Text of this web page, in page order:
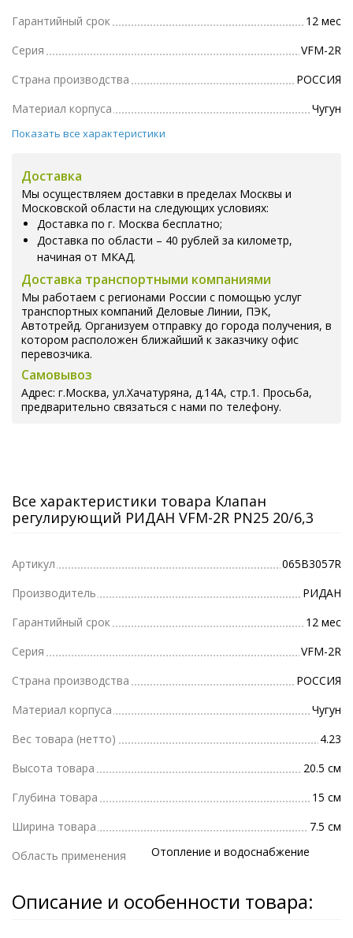
Гарантийный срок
12 мес
Серия
VFM-2R
Страна производства
РОССИЯ
Материал корпуса
Чугун
Показать все характеристики
Доставка
Мы осуществляем доставки в пределах Москвы и
Московской области на следующих условиях:
Доставка по г. Москва бесплатно;
Доставка по области – 40 рублей за километр,
начиная от МКАД.
Доставка транспортными компаниями
Мы работаем с регионами России с помощью услуг
транспортных компаний Деловые Линии, ПЭК,
Автотрейд. Организуем отправку до города получения, в
котором расположен ближайший к заказчику офис
перевозчика.
Самовывоз
Адрес: г.Москва, ул.Хачатуряна, д.14А, стр.1. Просьба,
предварительно связаться с нами по телефону.
Все характеристики товара Клапан
регулирующий РИДАН VFM-2R PN25 20/6,3
Артикул
065B3057R
Производитель
РИДАН
Гарантийный срок
12 мес
Серия
VFM-2R
Страна производства
РОССИЯ
Материал корпуса
Чугун
Вес товара (нетто)
4.23
Высота товара
20.5 см
Глубина товара
15 см
Ширина товара
7.5 см
Область применения
Отопление и водоснабжение
Описание и особенности товара: